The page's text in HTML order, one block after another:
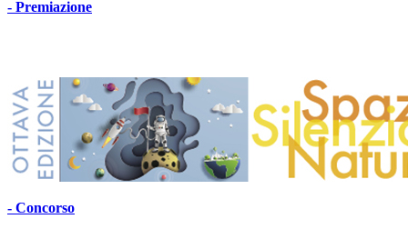
- Premiazione
- Concorso